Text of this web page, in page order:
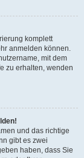
komplett
anmelden können.
mit dem
zu erhalten, wenden
und das richtige
gibt es zwei
haben, dass Sie